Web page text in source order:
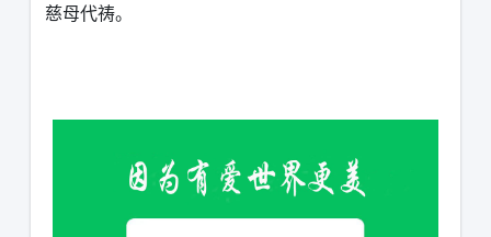
慈母代祷。